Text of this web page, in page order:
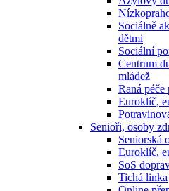
Sociálně
dětmi
Sociální
Centrum
mládež
Raná
Euroklíč,
Senioři, osoby
Seniorská
Euroklíč,
SoS
Tichá linka